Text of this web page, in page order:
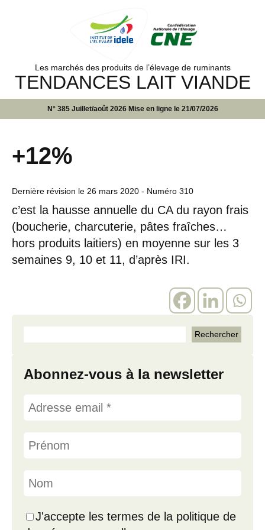
Les marchés des produits de l’élevage de ruminants
TENDANCES LAIT VIANDE
N° 385 Juillet/août 2026 Mise en ligne le 21/07/2026
+12%
Dernière révision le 26 mars 2020 - Numéro 310
c’est la hausse annuelle du CA du rayon frais
(boucherie, charcuterie, pâtes fraîches…
hors produits laitiers) en moyenne sur les 3
semaines 9, 10 et 11, d’après IRI.
Abonnez-vous à la newsletter
J'accepte les termes de la politique de